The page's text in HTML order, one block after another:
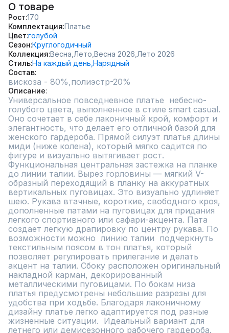
О товаре
Рост 170
Комплектация Платье
Цвет голубой
Сезон Круглогодичный
Коллекция Весна, Лето, Весна 2026, Лето 2026
СтильНа каждый день, Нарядный
Состав
вискоза - 80%,полиэстр-20%
Описание
Универсальное повседневное платье  небесно-
голубого цвета, выполненное в стиле smart casual.
Оно сочетает в себе лаконичный крой, комфорт и
элегантность, что делает его отличной базой для
женского гардероба. Прямой силуэт платья длины
миди (ниже колена), который мягко садится по
фигуре и визуально вытягивает рост.
Функциональная центральная застежка на планке
до линии талии. Вырез горловины — мягкий V-
образный переходящий в планку на аккуратных
вертикальных пуговицах. Это визуально удлиняет
шею. Рукава втачные, короткие, свободного кроя,
дополненные патами на пуговицах для придания
легкого спортивного или сафари-акцента. Пата
создает легкую драпировку по центру рукава. По
возможности можно  линию талии  подчеркнуть
текстильным поясом в тон платья, который
позволяет регулировать прилегание и делать
акцент на талии. Сбоку расположен оригинальный
накладной карман, декорированный
металлическими пуговицами. По бокам низа
платья предусмотрены небольшие разрезы для
удобства при ходьбе. Благодаря лаконичному
дизайну платье легко адаптируется под разные
жизненные ситуации.  Идеальный вариант для
летнего или демисезонного рабочего гардероба.